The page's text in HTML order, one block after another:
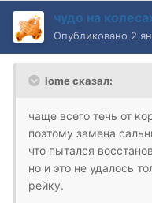
чудо на
Опубликовано 2
lome сказал:
чаще всего течь от
поэтому замена
что пытался
но и это не удалось
рейку.